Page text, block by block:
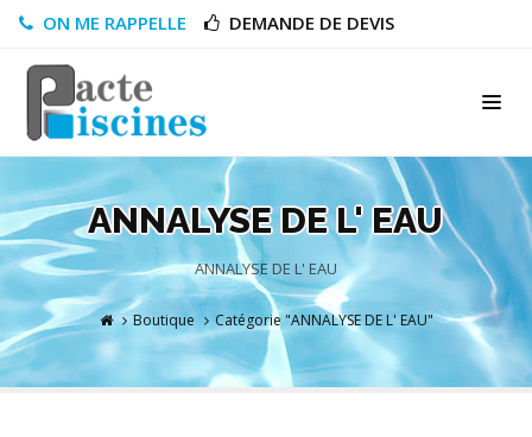
ON ME RAPPELLE DEMANDE DE DEVIS
ANNALYSE DE L' EAU
ANNALYSE DE L' EAU
Boutique Catégorie "ANNALYSE DE L' EAU"